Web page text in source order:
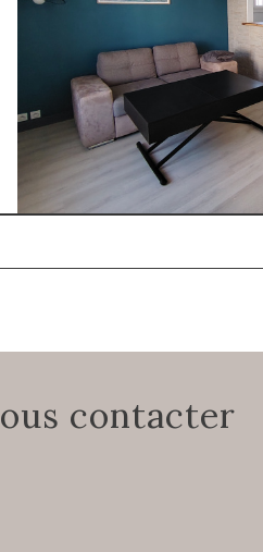
Nous contacter